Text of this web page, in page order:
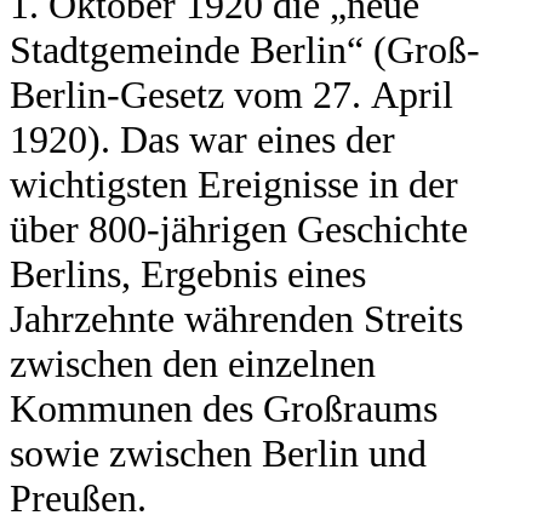
Stadtgemeinde Berlin“ (Groß-
Berlin-Gesetz vom 27. April
1920). Das war eines der
wichtigsten Ereignisse in der
über 800-jährigen Geschichte
Berlins, Ergebnis eines
Jahrzehnte währenden Streits
zwischen den einzelnen
Kommunen des Großraums
sowie zwischen Berlin und
Preußen.